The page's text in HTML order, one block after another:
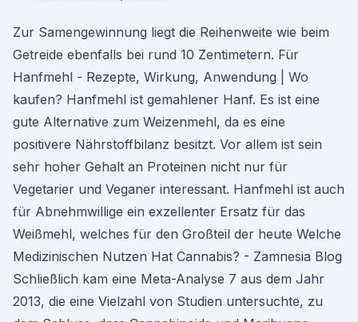
Zur Samengewinnung liegt die Reihenweite wie beim
Getreide ebenfalls bei rund 10 Zentimetern. Für
Hanfmehl - Rezepte, Wirkung, Anwendung | Wo
kaufen? Hanfmehl ist gemahlener Hanf. Es ist eine
gute Alternative zum Weizenmehl, da es eine
positivere Nährstoffbilanz besitzt. Vor allem ist sein
sehr hoher Gehalt an Proteinen nicht nur für
Vegetarier und Veganer interessant. Hanfmehl ist auch
für Abnehmwillige ein exzellenter Ersatz für das
Weißmehl, welches für den Großteil der heute Welche
Medizinischen Nutzen Hat Cannabis? - Zamnesia Blog
Schließlich kam eine Meta-Analyse 7 aus dem Jahr
2013, die eine Vielzahl von Studien untersuchte, zu